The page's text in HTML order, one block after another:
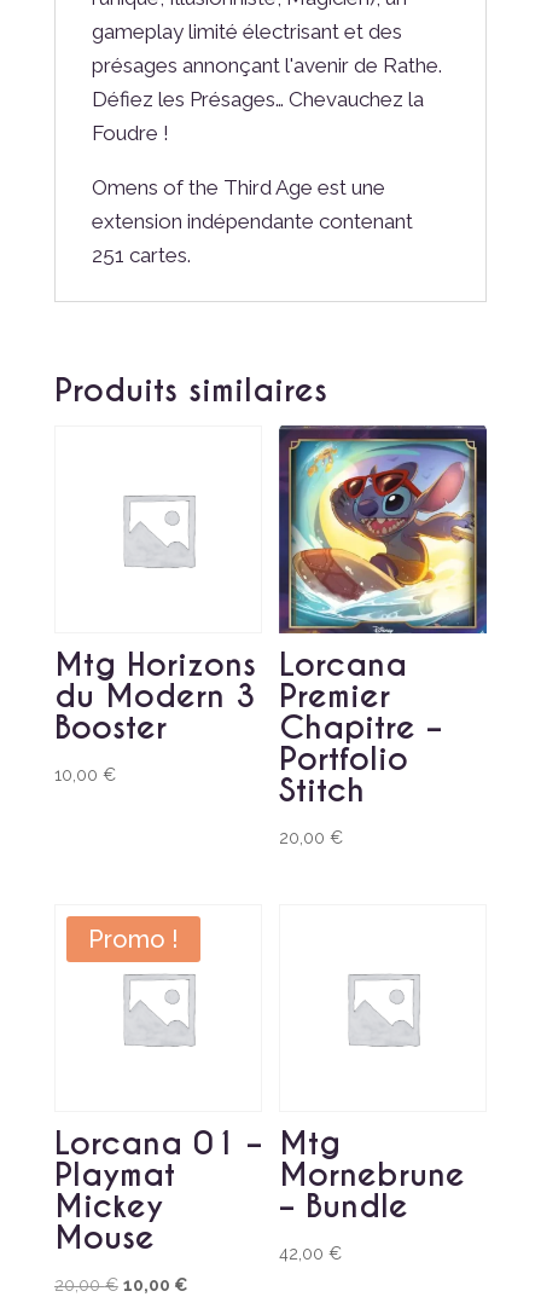
gameplay limité électrisant et des
présages annonçant l'avenir de Rathe.
Défiez les Présages… Chevauchez la
Foudre !
Omens of the Third Age est une
extension indépendante contenant
251 cartes.
Produits similaires
Mtg Horizons
du Modern 3
Booster
10,00 €
Lorcana
Premier
Chapitre –
Portfolio
Stitch
20,00€
Promo !
Lorcana 01 –
Playmat
Mickey
Mouse
20,00€ Le
10,00 €Le
Mtg
Mornebrune
– Bundle
42,00€